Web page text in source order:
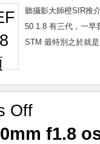
頭
能
聽攝影大師橙SIR推
50 1.8 有三代，一早
STM 最特別之於就
Offon
E
f1.8